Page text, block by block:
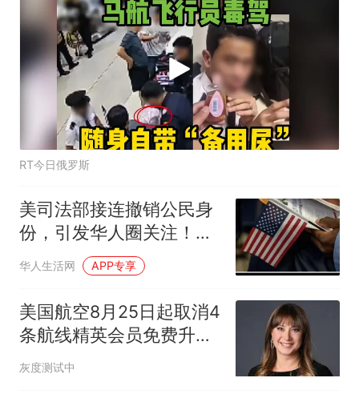
RT今日俄罗斯
美司法部接连撤销公民身
份，引发华人圈关注！这
4种情况都可能被撤，有
些人真该找律师了
华人生活网 APP专享
美国航空8月25日起取消4
条航线精英会员免费升商
务舱
灰度测试中